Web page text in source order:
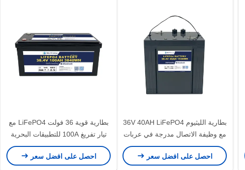
بطارية الليثيوم 36V 40AH LiFePO4
مع وظيفة الاتصال مدرجة في عربات
الغولف
احصل على افضل سعر
بطارية قوية 36 فولت LiFePO4 مع
تيار تفريغ 100A للتطبيقات البحرية
عالية الطاقة
احصل على افضل سعر